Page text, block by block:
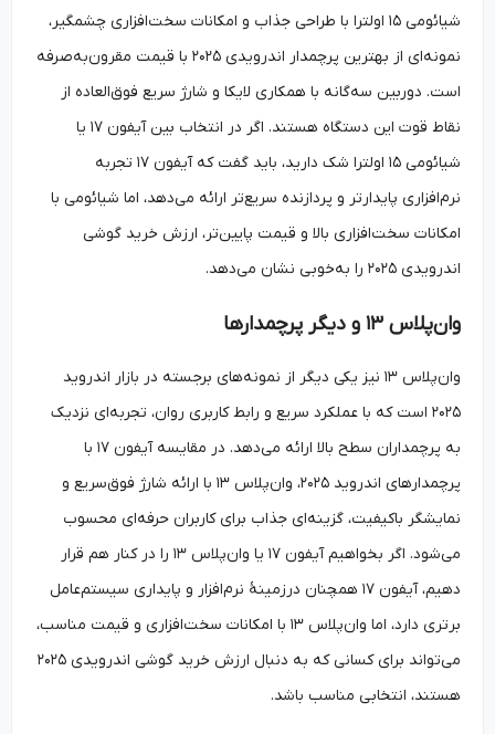
شیائومی ۱۵ اولترا با طراحی جذاب و امکانات سخت‌افزاری چشمگیر،
نمونه‌ای از بهترین پرچمدار اندرویدی ۲۰۲۵ با قیمت مقرون‌به‌صرفه
است. دوربین سه‌گانه با همکاری لایکا و شارژ سریع فوق‌العاده از
نقاط قوت این دستگاه هستند. اگر در انتخاب بین آیفون ۱۷ یا
شیائومی ۱۵ اولترا شک دارید، باید گفت که آیفون ۱۷ تجربه
نرم‌افزاری پایدارتر و پردازنده سریع‌تر ارائه می‌دهد، اما شیائومی با
امکانات سخت‌افزاری بالا و قیمت پایین‌تر، ارزش خرید گوشی
اندرویدی ۲۰۲۵ را به‌خوبی نشان می‌دهد.
وان‌پلاس ۱۳ و دیگر پرچمدارها
وان‌پلاس ۱۳ نیز یکی دیگر از نمونه‌های برجسته در بازار اندروید
۲۰۲۵ است که با عملکرد سریع و رابط کاربری روان، تجربه‌ای نزدیک
به پرچمداران سطح بالا ارائه می‌دهد. در مقایسه آیفون ۱۷ با
پرچمدارهای اندروید ۲۰۲۵، وان‌پلاس ۱۳ با ارائه شارژ فوق‌سریع و
نمایشگر باکیفیت، گزینه‌ای جذاب برای کاربران حرفه‌ای محسوب
می‌شود. اگر بخواهیم آیفون ۱۷ یا وان‌پلاس ۱۳ را در کنار هم قرار
دهیم، آیفون ۱۷ همچنان درزمینهٔ نرم‌افزار و پایداری سیستم‌عامل
برتری دارد، اما وان‌پلاس ۱۳ با امکانات سخت‌افزاری و قیمت مناسب،
می‌تواند برای کسانی که به دنبال ارزش خرید گوشی اندرویدی ۲۰۲۵
هستند، انتخابی مناسب باشد.